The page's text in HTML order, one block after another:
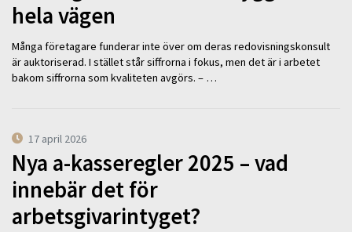
hela vägen
Många företagare funderar inte över om deras redovisningskonsult
är auktoriserad. I stället står siffrorna i fokus, men det är i arbetet
bakom siffrorna som kvaliteten avgörs. – …
17 april 2026
Nya a-kasseregler 2025 – vad
innebär det för
arbetsgivarintyget?